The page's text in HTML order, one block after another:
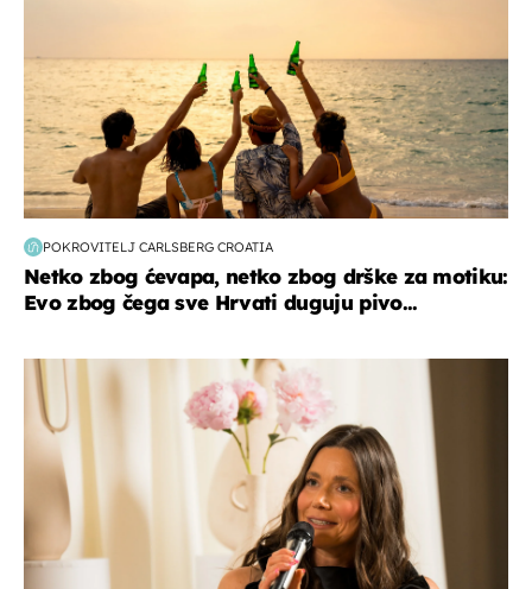
POKROVITELJ CARLSBERG CROATIA
Netko zbog ćevapa, netko zbog drške za motiku:
Evo zbog čega sve Hrvati duguju pivo...
moda & ljepota